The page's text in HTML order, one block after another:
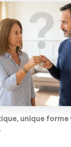
unique